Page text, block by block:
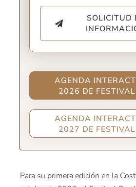
Para su primera edición en la
SOLICITUD
AGENDA
2026 DE
AGENDA
2027 DE